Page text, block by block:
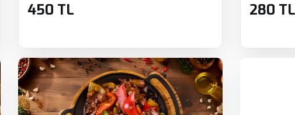
450 TL 280 TL